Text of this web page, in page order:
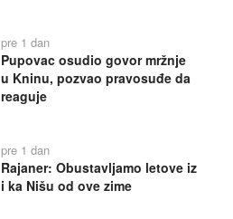
pre 1 dan
Pupovac osudio govor mržnje
u Kninu, pozvao pravosuđe da
reaguje
pre 1 dan
Rajaner: Obustavljamo letove iz
i ka Nišu od ove zime